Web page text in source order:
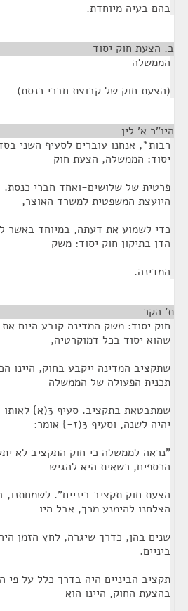
בהם בעיה מיוחדת.
ב. הצעת חוק יסוד
הממשלה
(הצעת חוק של קבוצת חברי כנסת)
היו"ר א' לין
רבות*, אנחנו עוברים לסעיף השני
יסוד: הממשלה, הצעת חוק
פרטית של שלושים-ואחד חברי כנסת.
היועצת המשפטית למשרד האוצר,
הדן בתיקון חוק יסוד: משק
המדינה.
ת' הקר
חוק יסוד: משק המדינה קובע היום את
שהוא יסוד בכל דמוקרטיה,
שתקציב המדינה ייקבע בחוק, היינו
תכנית הפעולה של הממשלה
שמתבטאת
יהיה לשנה, וסעיף 3(ז-} אומר:
"נראה לממשלה כי חוק התקציב לא
הכספים, רשאית היא להגיש
הצעת חוק תקציב ביניים". לשמחתנו,
הצלחנו להימנע מכך, אבל היו
שנים בהן, כדרך שיגרה, לחץ הזמן
ביניים.
תקציב הביניים היה בדרך כלל על פי
בהצעת החוק, היינו הוא